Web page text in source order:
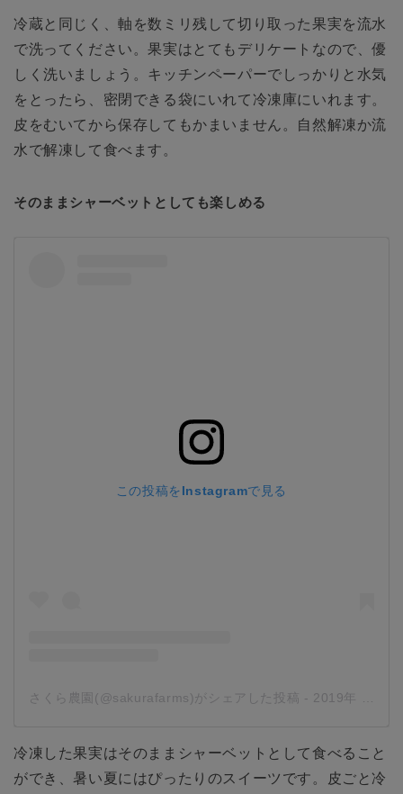
冷蔵と同じく、軸を数ミリ残して切り取った果実を流水
で洗ってください。果実はとてもデリケートなので、優
しく洗いましょう。キッチンペーパーでしっかりと水気
をとったら、密閉できる袋にいれて冷凍庫にいれます。
皮をむいてから保存してもかまいません。自然解凍か流
水で解凍して食べます。
そのままシャーベットとしても楽しめる
この投稿をInstagramで見る
さくら農園(@sakurafarms)がシェアした投稿 - 2019年 9月月17日午後9時26分PDT
冷凍した果実はそのままシャーベットとして食べること
ができ、暑い夏にはぴったりのスイーツです。皮ごと冷